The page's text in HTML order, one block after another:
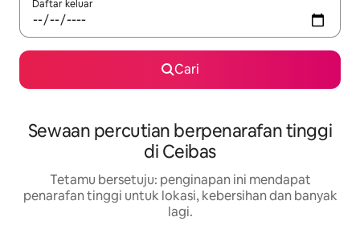
Daftar keluar
Cari
Sewaan percutian berpenarafan tinggi
di Ceibas
Tetamu bersetuju: penginapan ini mendapat
penarafan tinggi untuk lokasi, kebersihan dan banyak
lagi.